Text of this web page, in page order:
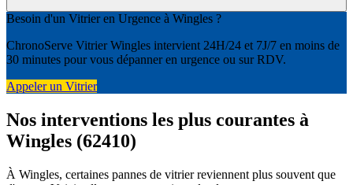
Besoin d'un Vitrier en Urgence à Wingles ?
ChronoServe Vitrier Wingles intervient 24H/24 et 7J/7 en moins de
30 minutes pour vous dépanner en urgence ou sur RDV.
Appeler un Vitrier
Nos interventions les plus courantes à
Wingles (62410)
À Wingles, certaines pannes de vitrier reviennent plus souvent que